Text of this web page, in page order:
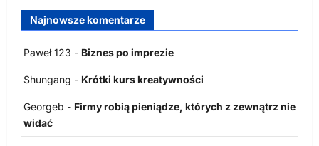
Najnowsze komentarze
Paweł 123 - Biznes po imprezie
Shungang - Krótki kurs kreatywności
Georgeb - Firmy robią pieniądze, których z zewnątrz nie
widać